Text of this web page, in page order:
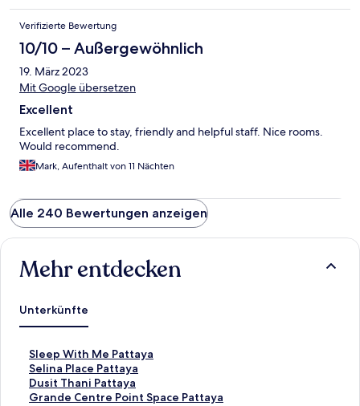
Verifizierte Bewertung
10/10 – Außergewöhnlich
19. März 2023
Mit Google übersetzen
Excellent
Excellent place to stay, friendly and helpful staff. Nice rooms.
Would recommend.
Mark, Aufenthalt von 11 Nächten
Alle 240 Bewertungen anzeigen
Mehr entdecken
Unterkünfte
Sleep With Me Pattaya
L
i
n
k
Selina Place Pattaya
L
i
n
Dusit Thani Pattaya
L
iGrande Centre Point Space Pattaya
L